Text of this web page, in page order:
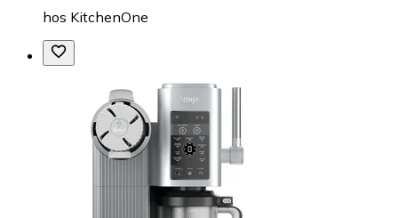
hos KitchenOne